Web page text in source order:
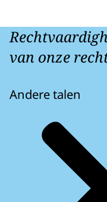
van onze
Andere talen